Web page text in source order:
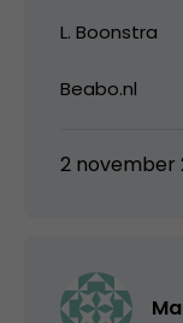
L. Boonstra
Beabo.nl
2 november